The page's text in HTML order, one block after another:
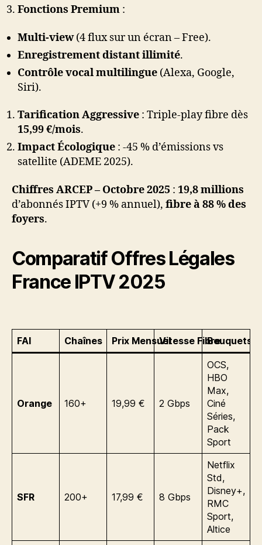
Fonctions Premium :
Multi-view(4 flux sur un écran – Free).
Enregistrement distant illimité.
Contrôle vocal multilingue (Alexa, Google,
Siri).
Tarification Aggressive : Triple-play fibre dès
15,99 €/mois.
Impact Écologique : -45 % d’émissions vs
satellite (ADEME 2025).
Chiffres ARCEP – Octobre 2025 : 19,8 millions
d’abonnés IPTV (+9 % annuel), fibre à 88 % des
foyers.
Comparatif Offres Légales
France IPTV 2025
FAI Chaînes Prix MensuelVitesse FibreBouquets
Orange 160+ 19,99 € 2 Gbps
OCS,
HBO
Max,
Ciné
Séries,
Pack
Sport
SFR 200+ 17,99 € 8 Gbps
Netflix
Std,
Disney+,
RMC
Sport,
Altice